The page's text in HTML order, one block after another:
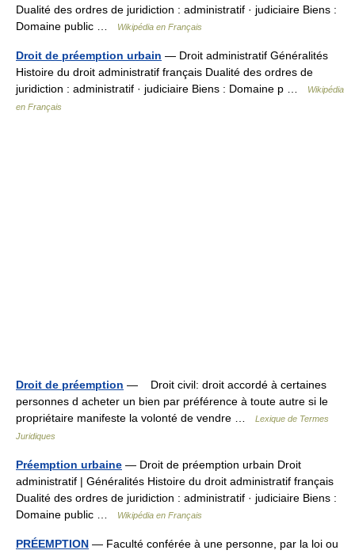
Dualité des ordres de juridiction : administratif · judiciaire Biens :
Domaine public …
Wikipédia en Français
Droit de préemption urbain — Droit administratif Généralités
Histoire du droit administratif français Dualité des ordres de
juridiction : administratif · judiciaire Biens : Domaine p …
Wikipédia
en Français
Droit de préemption — Droit civil: droit accordé à certaines
personnes d acheter un bien par préférence à toute autre si le
propriétaire manifeste la volonté de vendre …
Lexique de Termes
Juridiques
Préemption urbaine — Droit de préemption urbain Droit
administratif | Généralités Histoire du droit administratif français
Dualité des ordres de juridiction : administratif · judiciaire Biens :
Domaine public …
Wikipédia en Français
PRÉEMPTION — Faculté conférée à une personne, par la loi ou